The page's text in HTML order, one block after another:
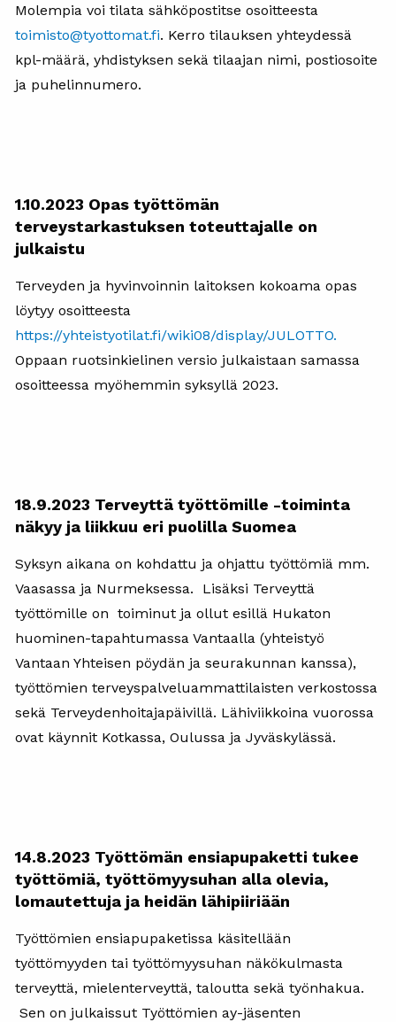
Molempia voi tilata sähköpostitse osoitteesta
toimisto@tyottomat.fi. Kerro tilauksen yhteydessä
kpl-määrä, yhdistyksen sekä tilaajan nimi, postiosoite
ja puhelinnumero.
1.10.2023 Opas työttömän
terveystarkastuksen toteuttajalle on
julkaistu
Terveyden ja hyvinvoinnin laitoksen kokoama opas
löytyy osoitteesta
https://yhteistyotilat.fi/wiki08/display/JULOTTO.
Oppaan ruotsinkielinen versio julkaistaan samassa
osoitteessa myöhemmin syksyllä 2023.
18.9.2023 Terveyttä työttömille -toiminta
näkyy ja liikkuu eri puolilla Suomea
Syksyn aikana on kohdattu ja ohjattu työttömiä mm.
Vaasassa ja Nurmeksessa. Lisäksi Terveyttä
työttömille on toiminut ja ollut esillä Hukaton
huominen-tapahtumassa Vantaalla (yhteistyö
Vantaan Yhteisen pöydän ja seurakunnan kanssa),
työttömien terveyspalveluammattilaisten verkostossa
sekä Terveydenhoitajapäivillä. Lähiviikkoina vuorossa
ovat käynnit Kotkassa, Oulussa ja Jyväskylässä.
14.8.2023 Työttömän ensiapupaketti tukee
työttömiä, työttömyysuhan alla olevia,
lomautettuja ja heidän lähipiiriään
Työttömien ensiapupaketissa käsitellään
työttömyyden tai työttömyysuhan näkökulmasta
terveyttä, mielenterveyttä, taloutta sekä työnhakua.
Sen on julkaissut Työttömien ay-jäsenten